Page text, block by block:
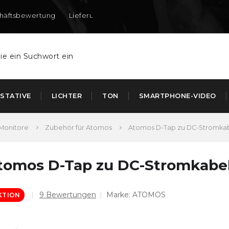
Lieferung nach DE und AT
STATIVE LICHTER TON SMARTPHONE-VIDEO
Zubehör für Atomos Atomos D-Tap zu DC-
D-Tap zu DC-
Die
9 Bewertungen Marke: ATOMOS